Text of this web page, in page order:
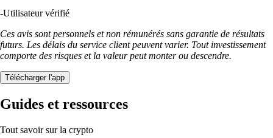
-Utilisateur vérifié
Ces avis sont personnels et non rémunérés sans garantie de résultats
futurs. Les délais du service client peuvent varier. Tout investissement
comporte des risques et la valeur peut monter ou descendre.
Télécharger l'app
Guides et ressources
Tout savoir sur la crypto